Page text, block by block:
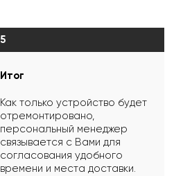
5
Итог
Как только устройство будет
отремонтировано,
персональный менеджер
связывается с Вами для
согласования удобного
времени и места доставки.